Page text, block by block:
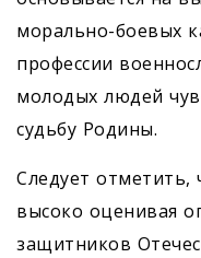
морально-боевых
профессии
молодых людей
судьбу Родины.
Следует отметить,
высоко оценивая
защитников